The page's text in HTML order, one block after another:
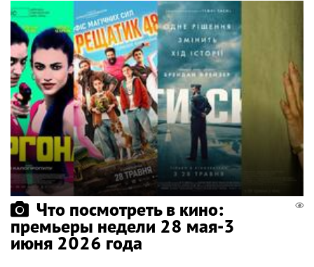
Что посмотреть в кино:
премьеры недели 28 мая-3
июня 2026 года